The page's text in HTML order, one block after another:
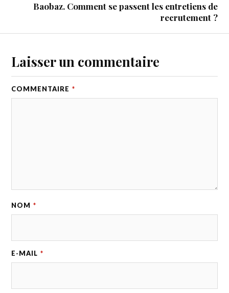
Baobaz. Comment se passent les entretiens de
recrutement ?
Laisser un commentaire
COMMENTAIRE *
NOM *
E-MAIL *